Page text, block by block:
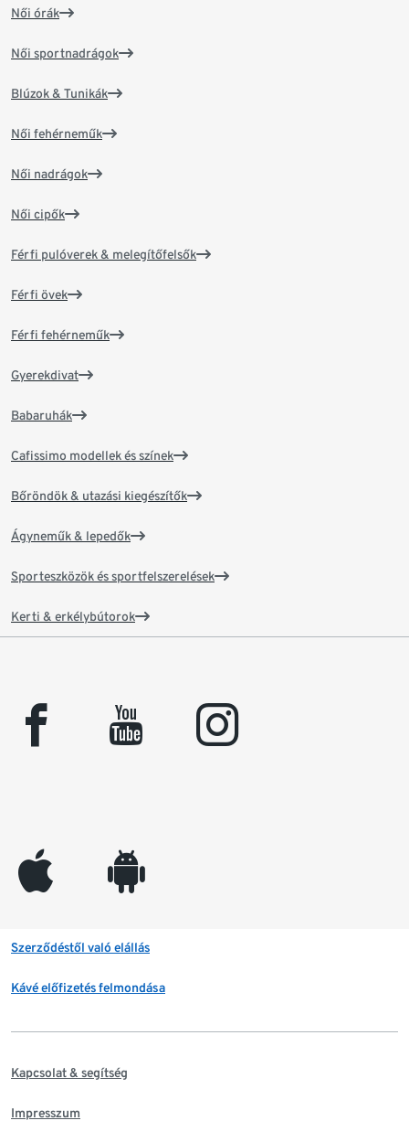
Női órák
Női sportnadrágok
Blúzok & Tunikák
Női fehérneműk
Női nadrágok
Női cipők
Férfi pulóverek & melegítőfelsők
Férfi övek
Férfi fehérneműk
Gyerekdivat
Babaruhák
Cafissimo modellek és színek
Bőröndök & utazási kiegészítők
Ágyneműk & lepedők
Sporteszközök és sportfelszerelések
Kerti & erkélybútorok
facebook youtube instagram
appleinc android
Szerződéstől való elállás
Kávé előfizetés felmondása
Kapcsolat & segítség
Impresszum